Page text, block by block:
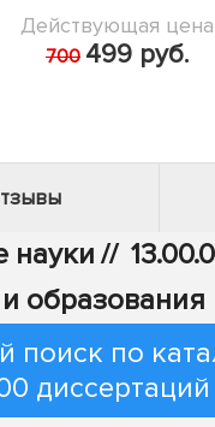
Действующая цена
700 499 руб.
науки //
образования
поиск по
диссертаций